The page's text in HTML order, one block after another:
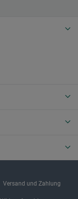
Versand und Zahlung